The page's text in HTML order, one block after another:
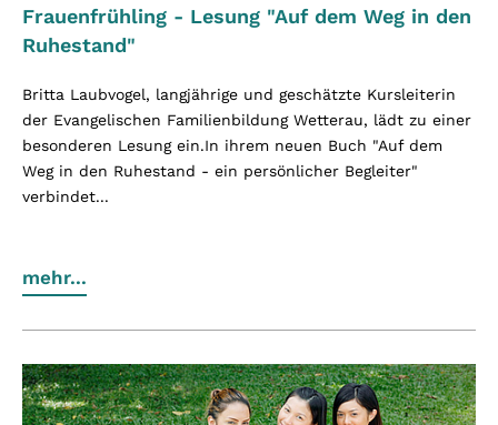
Frauenfrühling - Lesung "Auf dem Weg in den
Ruhestand"
Britta Laubvogel, langjährige und geschätzte Kursleiterin
der Evangelischen Familienbildung Wetterau, lädt zu einer
besonderen Lesung ein.In ihrem neuen Buch "Auf dem
Weg in den Ruhestand - ein persönlicher Begleiter"
verbindet...
mehr...